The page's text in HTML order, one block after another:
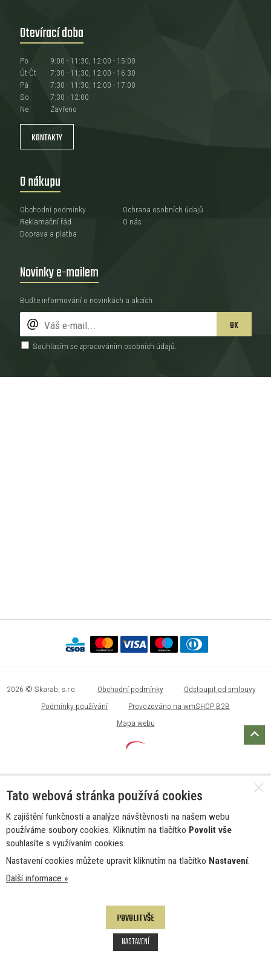
Otevírací doba
Po
9:00 - 11:30, 12:00 - 15:00
Út-Čt
7:30 - 11:30, 12:00 - 16:30
Pá
7:30 - 11:30, 12:00 - 17:00
So
7:30 - 12:00
Ne
Zavřeno
KONTAKTY
O nákupu
Obchodní podmínky
Reklamační řád
Doprava a platba
Ochrana osobních údajů
O nás
Novinky e-mailem
Buďte informování o novinkách a akcích
OK
Souhlasím se zpracováním osobních údajů
2026 © Skarab, s.r.o. Obchodní podmínky
Odstoupit od smlouvy
Podmínky používání
Provozováno na wmSHOP B2B
Mapa webu
Tato webová stránka používá cookies
K zajištění funkčnosti a analýze návštěvnosti na našem webu
používáme soubory cookies. Kliknutím na tlačítko Povolit vše
souhlasíte s využívaním cookies.
Nastavení cookies můžete upravit kliknutím na tlačítko Nastavení.
Další informace »
POVOLIT VŠE
NASTAVENÍ